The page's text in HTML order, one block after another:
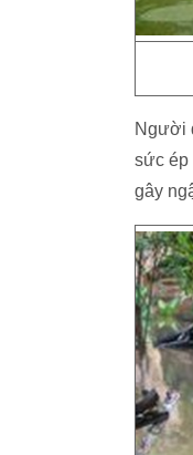
Người
sức ép
gây